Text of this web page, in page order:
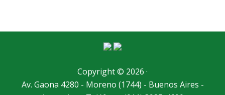
Copyright © 2026 ·
Av. Gaona 4280 - Moreno (1744) - Buenos Aires -